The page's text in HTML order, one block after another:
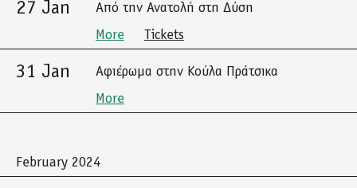
27 Jan
Από την Ανατολή στη Δύση
More
Tickets
31 Jan
Αφιέρωμα στην Κούλα Πράτσικα
More
February 2024